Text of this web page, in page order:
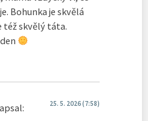
Bohunka je skvělá
též skvělý táta.
25. 5. 2026 (7:58)